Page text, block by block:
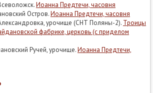
Иоанна Предтечи, часовня
Остров.Иоанна Предтечи, часовня
урочище (СНТ Поляны-2). Троицы
фабрике, церковь (с приделом
Ручей, урочище.Иоанна Предтечи,